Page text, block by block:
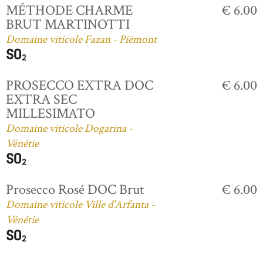
MÉTHODE CHARME
BRUT MARTINOTTI
Domaine viticole Fazan - Piémont
€ 6.00
PROSECCO EXTRA DOC
EXTRA SEC
MILLESIMATO
Domaine viticole Dogarina -
Vénétie
€ 6.00
Prosecco Rosé DOC Brut
Domaine viticole Ville d'Arfanta -
Vénétie
€ 6.00